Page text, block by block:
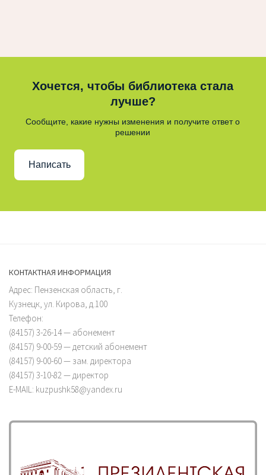
Хочется, чтобы библиотека стала
лучше?
Сообщите, какие нужны изменения и получите ответ о
решении
Написать
КОНТАКТНАЯ ИНФОРМАЦИЯ
Адрес: Пензенская область, г.
Кузнецк, ул. Кирова, д.100
Телефон:
(84157) 3-26-14 — абонемент
(84157) 9-00-59 — детский абонемент
(84157) 9-00-60 — зам. директора
(84157) 3-10-82 — директор
E-MAIL: kuzpushk58@yandex.ru